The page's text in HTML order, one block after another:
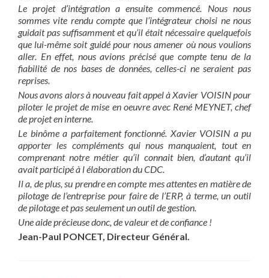
Le projet d’intégration a ensuite commencé. Nous nous
sommes vite rendu compte que l’intégrateur choisi ne nous
guidait pas suffisamment et qu’il était nécessaire quelquefois
que lui-même soit guidé pour nous amener où nous voulions
aller. En effet, nous avions précisé que compte tenu de la
fiabilité de nos bases de données, celles-ci ne seraient pas
reprises.
Nous avons alors à nouveau fait appel à Xavier VOISIN pour
piloter le projet de mise en oeuvre avec René MEYNET, chef
de projet en interne.
Le binôme a parfaitement fonctionné. Xavier VOISIN a pu
apporter les compléments qui nous manquaient, tout en
comprenant notre métier qu’il connait bien, d’autant qu’il
avait participé à l élaboration du CDC.
Il a, de plus, su prendre en compte mes attentes en matière de
pilotage de l’entreprise pour faire de l’ERP, à terme, un outil
de pilotage et pas seulement un outil de gestion.
Une aide précieuse donc, de valeur et de confiance !
Jean-Paul PONCET, Directeur Général.